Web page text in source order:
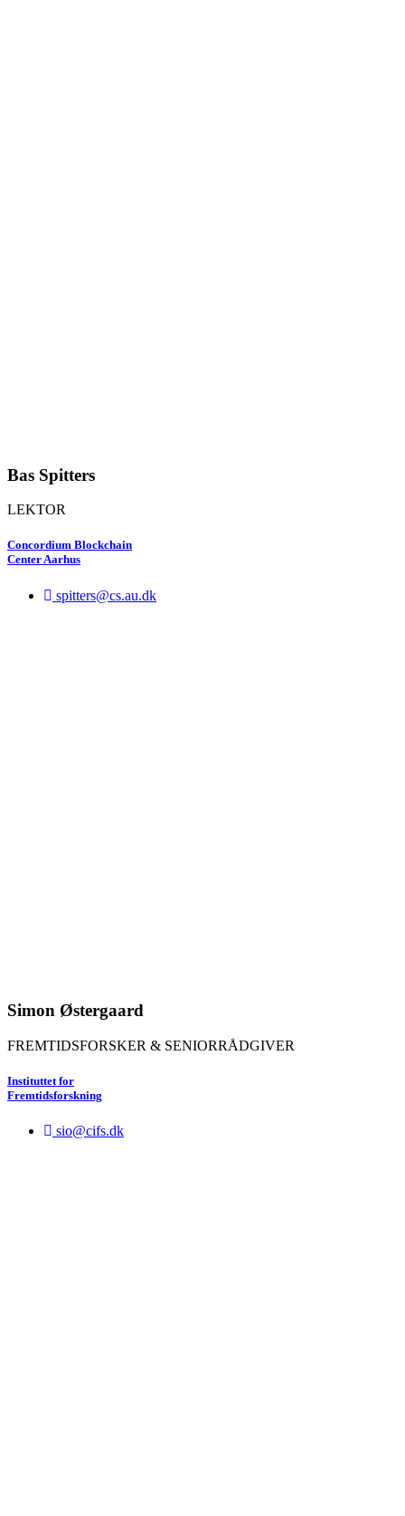
Bas Spitters
LEKTOR
Concordium Blockchain
Center Aarhus
spitters@cs.au.dk
Simon Østergaard
FREMTIDSFORSKER & SENIORRÅDGIVER
Instituttet for
Fremtidsforskning
sio@cifs.dk